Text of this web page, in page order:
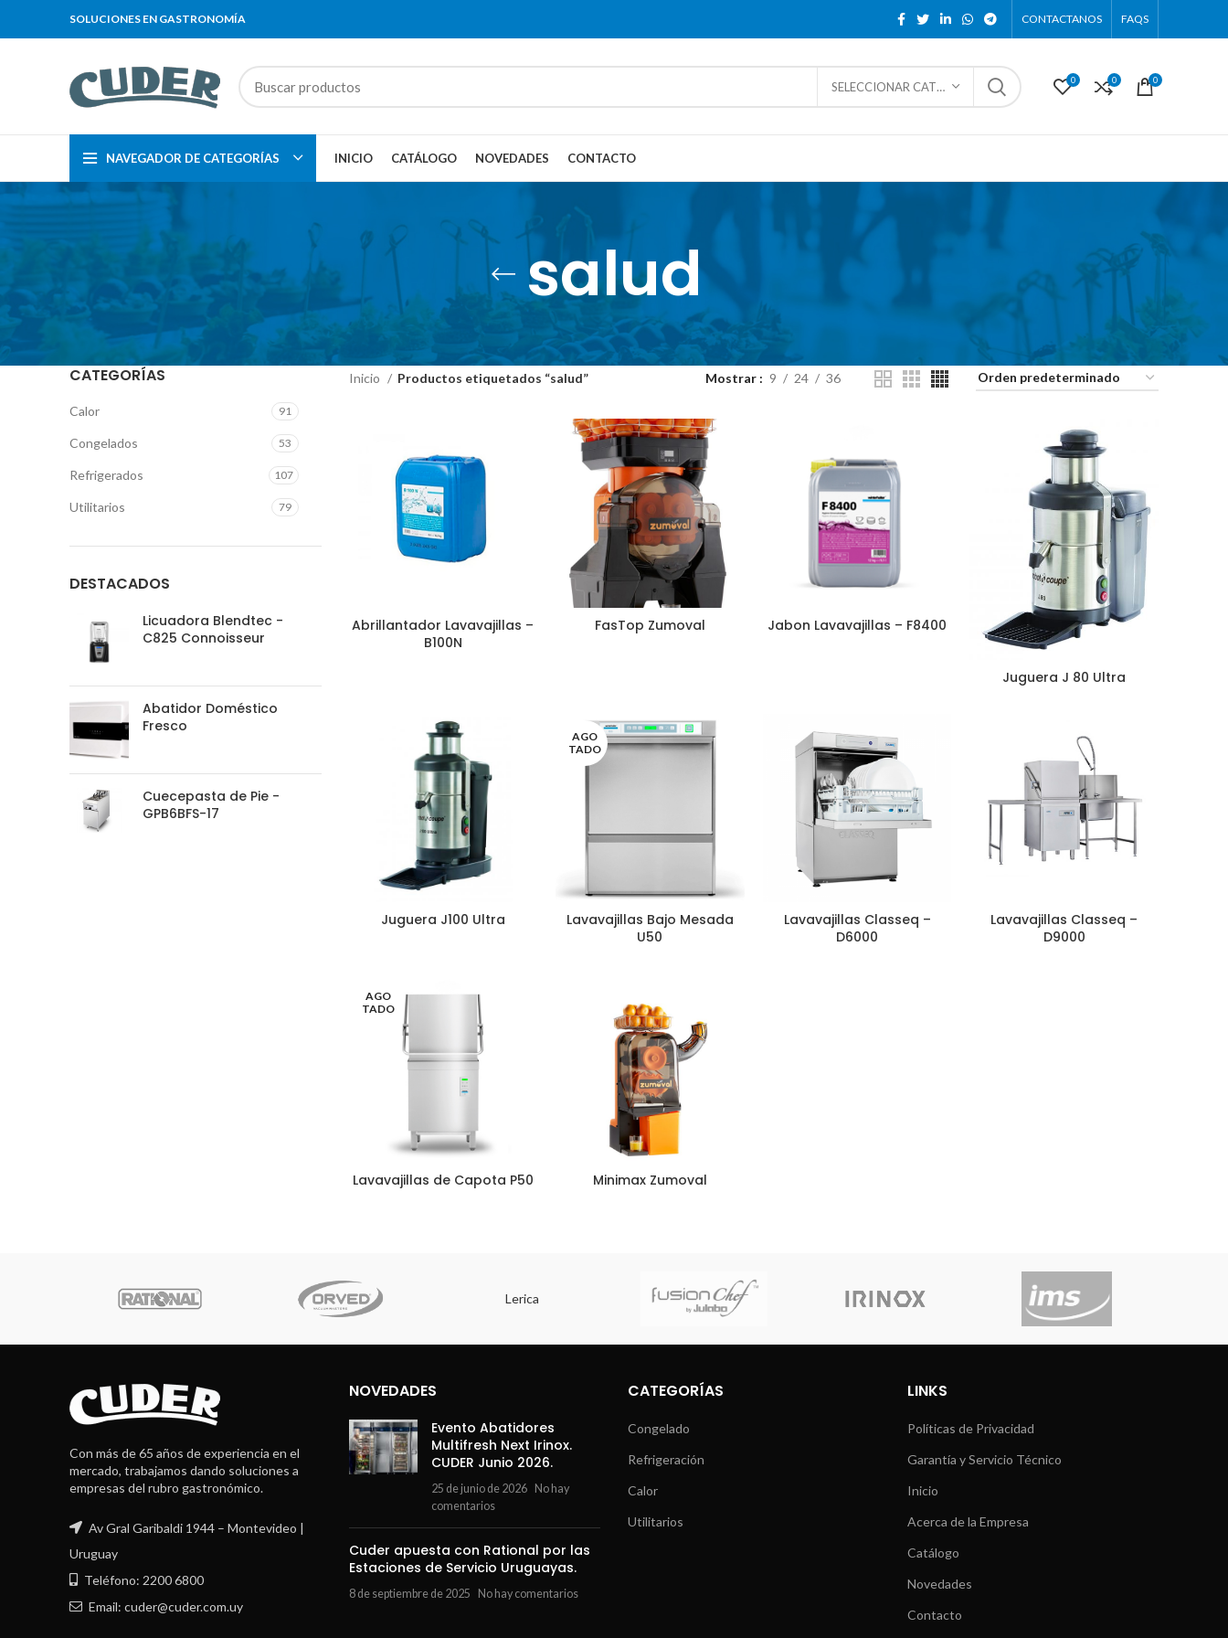
SOLUCIONES EN GASTRONOMÍA CONTACTANOS FAQS
SELECCIONAR CATEGORÍA 0 0 0
NAVEGADOR DE CATEGORÍAS INICIO CATÁLOGO NOVEDADES CONTACTO
salud
CATEGORÍAS
Calor 91
Congelados 53
Refrigerados 107
Utilitarios 79
DESTACADOS
Licuadora Blendtec -
C825 Connoisseur
Abatidor Doméstico
Fresco
Cuecepasta de Pie -
GPB6BFS-17
Inicio Productos etiquetados “salud” Mostrar 9 24 36
Abrillantador Lavavajillas –
B100N
FasTop Zumoval Jabon Lavavajillas – F8400
Juguera J 80 Ultra
Juguera J100 Ultra
AGO
TADO
Lavavajillas Bajo Mesada
U50
Lavavajillas Classeq –
D6000
Lavavajillas Classeq –
D9000
AGO
TADO
Lavavajillas de Capota P50 Minimax Zumoval
Con más de 65 años de experiencia en el
mercado, trabajamos dando soluciones a
empresas del rubro gastronómico.
Av Gral Garibaldi 1944 – Montevideo |
Uruguay
Teléfono: 2200 6800
Email: cuder@cuder.com.uy
NOVEDADES
Evento Abatidores
Multifresh Next Irinox.
CUDER Junio 2026.
25 de junio de 2026
No hay
comentarios
Cuder apuesta con Rational por las
Estaciones de Servicio Uruguayas.
8 de septiembre de 2025 No hay comentarios
CATEGORÍAS
Congelado
Refrigeración
Calor
Utilitarios
LINKS
Políticas de Privacidad
Garantía y Servicio Técnico
Inicio
Acerca de la Empresa
Catálogo
Novedades
Contacto